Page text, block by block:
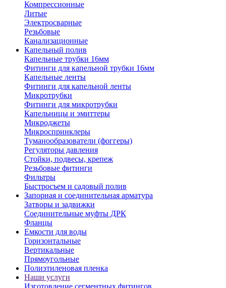
Компрессионные
Литые
Электросварные
Резьбовые
Канализационные
Капельный полив
Капельные трубки 16мм
Фитинги для капельной трубки 16мм
Капельные ленты
Фитинги для капельной ленты
Микротрубки
Фитинги для микротрубки
Капельницы и эмиттеры
Микроджеты
Микроспринклеры
Туманообразователи (фоггеры)
Регуляторы давления
Стойки, подвесы, крепеж
Резьбовые фитинги
Фильтры
Быстросъем и садовый полив
Запорная и соединительная арматура
Затворы и задвижки
Соединительные муфты ДРК
Фланцы
Емкости для воды
Горизонтальные
Вертикальные
Прямоугольные
Полиэтиленовая пленка
Наши услуги
Изготовление сегментных фитингов